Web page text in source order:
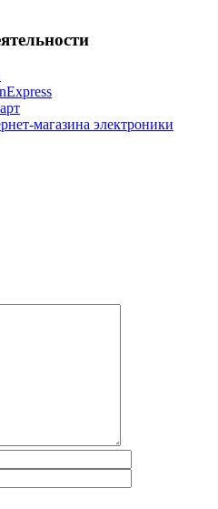
магазина электроники